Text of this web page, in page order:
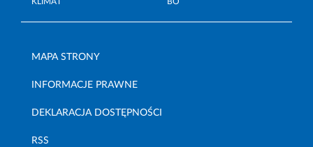
MAPA STRONY
INFORMACJE PRAWNE
DEKLARACJA DOSTĘPNOŚCI
RSS